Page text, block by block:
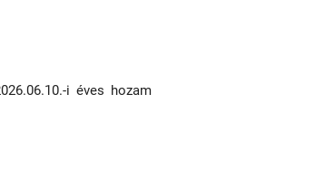
i éves hozam